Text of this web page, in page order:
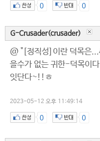
0 0
G-Crusader(crusader)
@ "[정직성]이란 덕목은
을수가 없는 귀한-덕목
잇단다~!!ㅎ
2023-05-12 오후 11:49:14
0 0